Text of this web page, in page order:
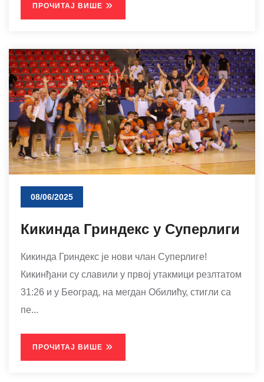
ПРОЧИТАЈ ВИШЕ
08/06/2025
Кикинда Гриндекс у Суперлиги
Кикинда Гриндекс је нови члан Суперлиге!
Кикинђани су славили у првој утакмици резлтатом
31:26 и у Београд, на мегдан Обилићу, стигли са
пе...
ПРОЧИТАЈ ВИШЕ